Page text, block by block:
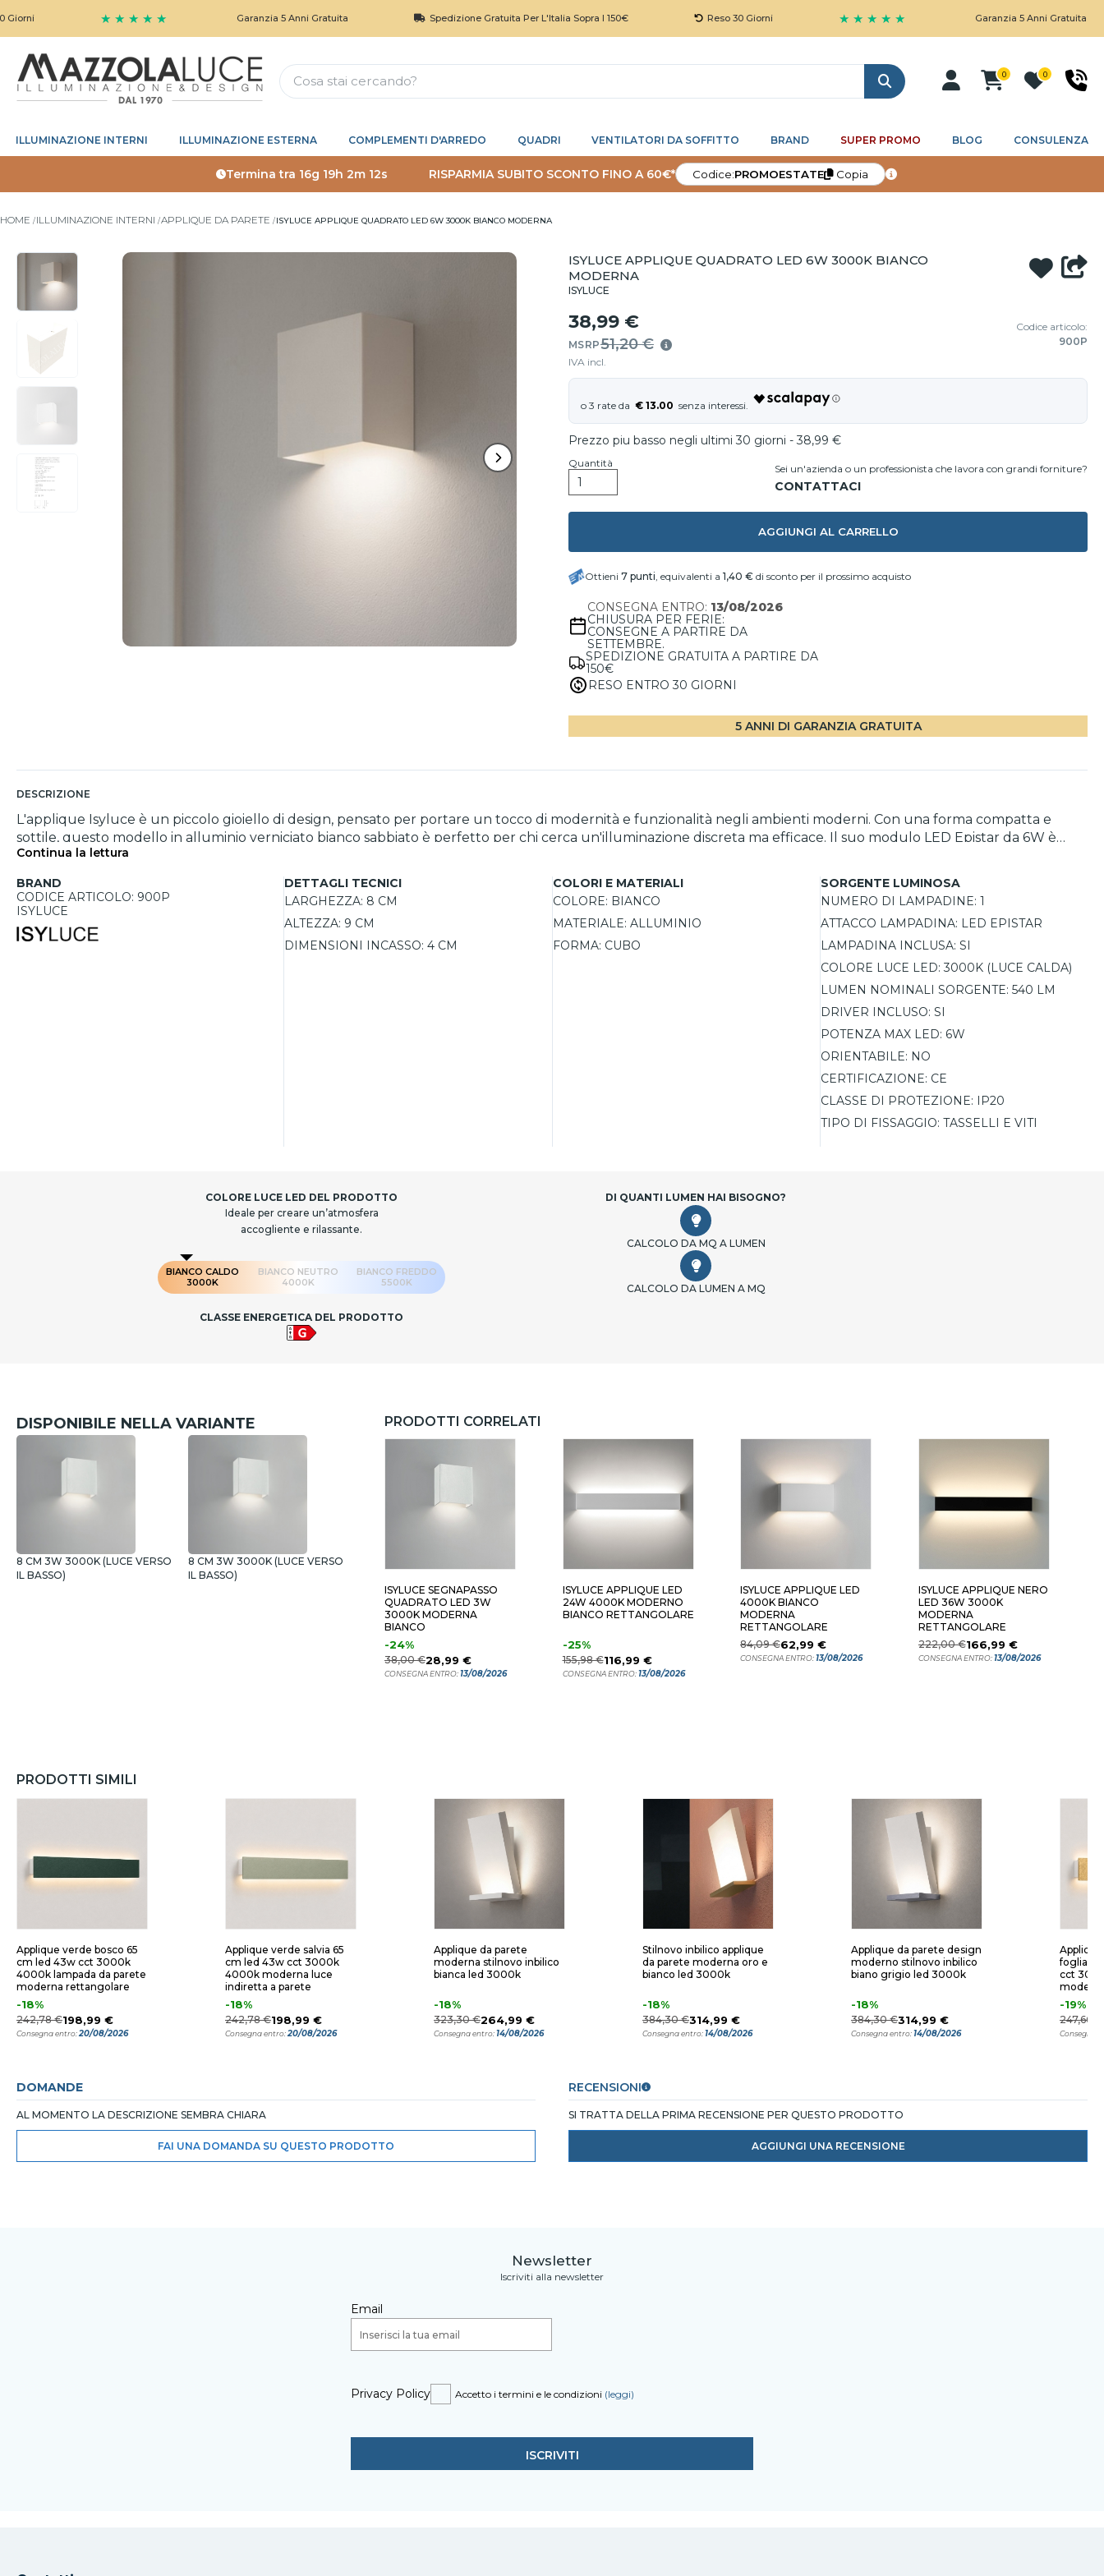
★ ★ ★ ★ ★ Garanzia 5 Anni Gratuita Spedizione Gratuita Per L'Italia Sopra I 150€ Reso 30 Giorni ★ ★ ★ ★ ★ Garanzia 5 Anni Gratuita
Cerca
0 0
ILLUMINAZIONE INTERNI ILLUMINAZIONE ESTERNA COMPLEMENTI D'ARREDO QUADRI VENTILATORI DA SOFFITTO BRAND SUPER PROMO BLOG CONSULENZA
Termina tra 16g 19h 2m 11s RISPARMIA SUBITO SCONTO FINO A 60€* Codice:PROMOESTATE Copia
HOME ILLUMINAZIONE INTERNI APPLIQUE DA PARETE ISYLUCE APPLIQUE QUADRATO LED 6W 3000K BIANCO MODERNA
ISYLUCE APPLIQUE QUADRATO LED 6W 3000K BIANCO
MODERNA
ISYLUCE
38,99 €
MSRP51,20 €
IVA incl.
Codice articolo:
900P
€ 13.00
Prezzo piu basso negli ultimi 30 giorni - 38,99 €
Quantità Sei un'azienda o un professionista che lavora con grandi forniture?
AGGIUNGI AL CARRELLO
Ottieni 7 punti, equivalenti a 1,40 € di sconto per il prossimo acquisto
CONSEGNA ENTRO: 13/08/2026
CHIUSURA PER FERIE:
CONSEGNE A PARTIRE DA
SETTEMBRE.
SPEDIZIONE GRATUITA A PARTIRE DA
150€
RESO ENTRO 30 GIORNI
5 ANNI DI GARANZIA GRATUITA
DESCRIZIONE
L'applique Isyluce è un piccolo gioiello di design, pensato per portare un tocco di modernità e funzionalità negli ambienti moderni. Con una forma compatta e
sottile, questo modello in alluminio verniciato bianco sabbiato è perfetto per chi cerca un'illuminazione discreta ma efficace. Il suo modulo LED Epistar da 6W è
sostituibile, una caratteristica rara che offre maggiore durabilità e praticità. La luce, emessa sia verso l'alto che verso il basso, crea un affascinante effetto di
illuminazione indiretta, ideale per valorizzare la parete e diffondere un'atmosfera calda e accogliente. Con una luminosità di 540 lumen e una temperatura di
3000K, questa applique è perfetta per ambienti come soggiorni, corridoi o ingressi, illuminando una superficie di circa 4-5 metri quadrati.
Continua la lettura
BRAND
CODICE ARTICOLO: 900P
ISYLUCE
DETTAGLI TECNICI
LARGHEZZA: 8 CM
ALTEZZA: 9 CM
DIMENSIONI INCASSO: 4 CM
COLORI E MATERIALI
COLORE: BIANCO
MATERIALE: ALLUMINIO
FORMA: CUBO
SORGENTE LUMINOSA
NUMERO DI LAMPADINE: 1
ATTACCO LAMPADINA: LED EPISTAR
LAMPADINA INCLUSA: SI
COLORE LUCE LED: 3000K (LUCE CALDA)
LUMEN NOMINALI SORGENTE: 540 LM
DRIVER INCLUSO: SI
POTENZA MAX LED: 6W
ORIENTABILE: NO
CERTIFICAZIONE: CE
CLASSE DI PROTEZIONE: IP20
TIPO DI FISSAGGIO: TASSELLI E VITI
COLORE LUCE LED DEL PRODOTTO
Ideale per creare un’atmosfera
accogliente e rilassante.
BIANCO CALDO
3000K
BIANCO NEUTRO
4000K
BIANCO FREDDO
5500K
CLASSE ENERGETICA DEL PRODOTTO
DI QUANTI LUMEN HAI BISOGNO?
CALCOLO DA MQ A LUMEN
CALCOLO DA LUMEN A MQ
DISPONIBILE NELLA VARIANTE
8 CM 3W 3000K (LUCE VERSO
IL BASSO)
8 CM 3W 3000K (LUCE VERSO
IL BASSO)
PRODOTTI CORRELATI
ISYLUCE SEGNAPASSO
QUADRATO LED 3W
3000K MODERNA
BIANCO
-24%
38,00 €28,99 €
CONSEGNA ENTRO:13/08/2026
ISYLUCE APPLIQUE LED
24W 4000K MODERNO
BIANCO RETTANGOLARE
-25%
155,98 €116,99 €
CONSEGNA ENTRO:13/08/2026
ISYLUCE APPLIQUE LED
4000K BIANCO
MODERNA
RETTANGOLARE
84,09 €62,99 €
CONSEGNA ENTRO:13/08/2026
ISYLUCE APPLIQUE NERO
LED 36W 3000K
MODERNA
RETTANGOLARE
222,00 €166,99 €
CONSEGNA ENTRO:13/08/2026
PRODOTTI SIMILI
Applique verde bosco 65
cm led 43w cct 3000k
4000k lampada da parete
moderna rettangolare
-18%
242,78 €198,99 €
Consegna entro:20/08/2026
Applique verde salvia 65
cm led 43w cct 3000k
4000k moderna luce
indiretta a parete
-18%
242,78 €198,99 €
Consegna entro:20/08/2026
Applique da parete
moderna stilnovo inbilico
bianca led 3000k
-18%
323,30 €264,99 €
Consegna entro:14/08/2026
Stilnovo inbilico applique
da parete moderna oro e
bianco led 3000k
-18%
384,30 €314,99 €
Consegna entro:14/08/2026
Applique da parete design
moderno stilnovo inbilico
biano grigio led 3000k
-18%
384,30 €314,99 €
Consegna entro:14/08/2026
foglia
cct
-19%
247,66 €
Consegna
DOMANDE
AL MOMENTO LA DESCRIZIONE SEMBRA CHIARA
FAI UNA DOMANDA SU QUESTO PRODOTTO
RECENSIONI
SI TRATTA DELLA PRIMA RECENSIONE PER QUESTO PRODOTTO
AGGIUNGI UNA RECENSIONE
Newsletter
Iscriviti alla newsletter
Email
Privacy Policy Accetto i termini e le condizioni (leggi)